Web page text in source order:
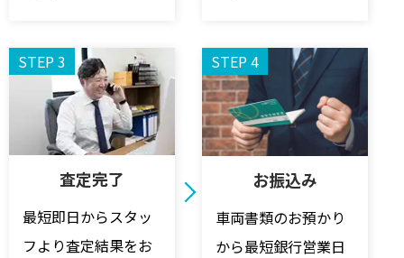
STEP 3
査定完了
最短即日からスタッ
フより査定結果をお
STEP 4
お振込み
車両書類のお預かり
から最短銀行営業日